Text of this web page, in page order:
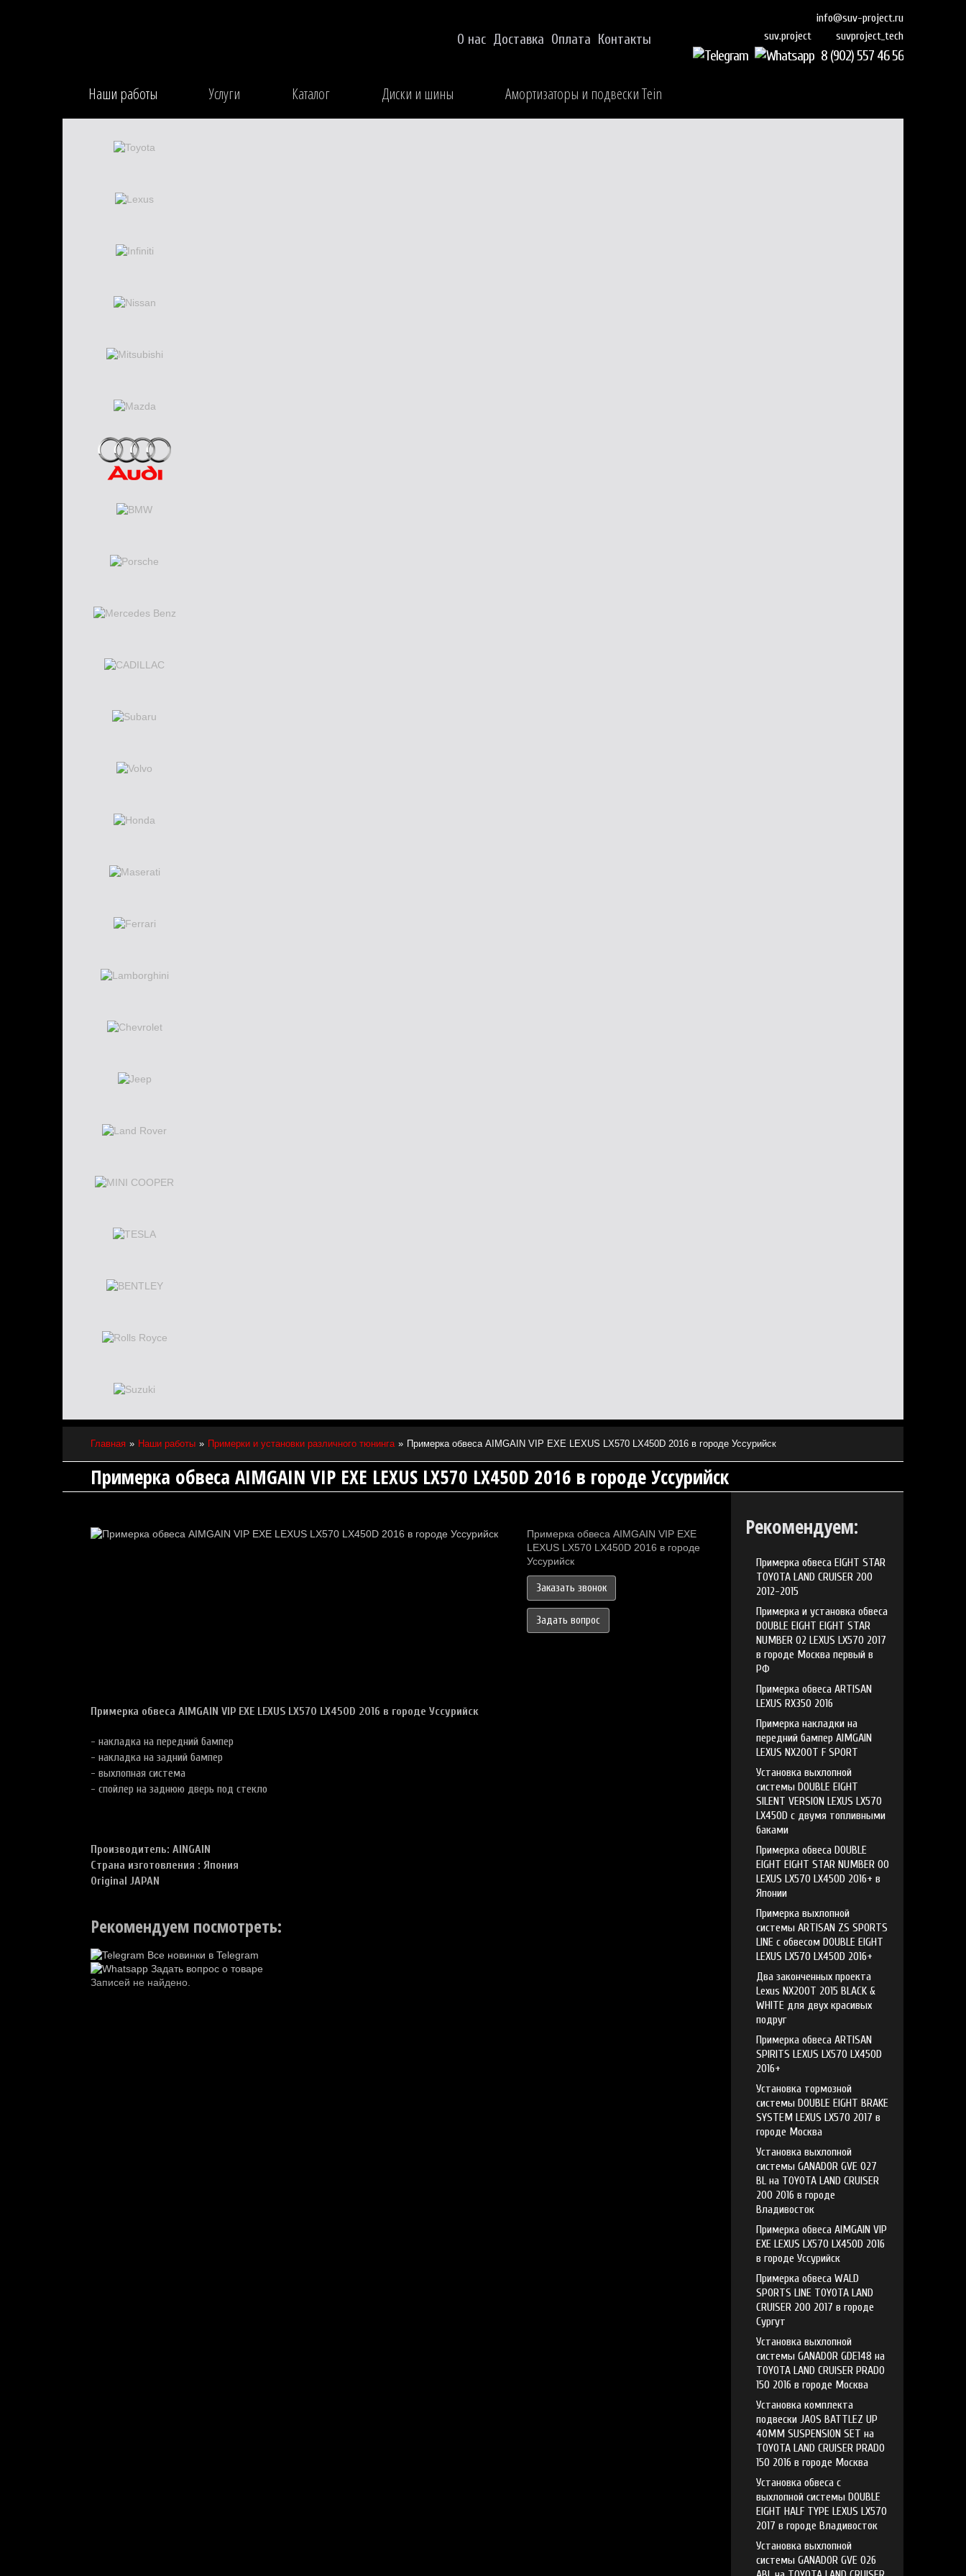
info@suv-project.ru
suv.project
suvproject_tech
8 (902) 557 46 56
О нас Доставка Оплата Контакты
Наши работы Услуги Каталог Диски и шины Амортизаторы и подвески Tein
Главная Наши работы Примерки и установки различного тюнинга Примерка обвеса AIMGAIN VIP EXE LEXUS LX570 LX450D 2016 в городе Уссурийск
Примерка обвеса AIMGAIN VIP EXE LEXUS LX570 LX450D 2016 в городе Уссурийск
Примерка обвеса AIMGAIN VIP EXE
LEXUS LX570 LX450D 2016 в городе
Уссурийск
Заказать звонок
Задать вопрос
Примерка обвеса AIMGAIN VIP EXE LEXUS LX570 LX450D 2016 в городе Уссурийск
- накладка на передний бампер
- накладка на задний бампер
- выхлопная система
- спойлер на заднюю дверь под стекло
Производитель: AINGAIN
Страна изготовления : Япония
Original JAPAN
Рекомендуем посмотреть:
Все новинки в Telegram
Задать вопрос о товаре
Записей не найдено.
Рекомендуем:
Примерка обвеса EIGHT STAR
TOYOTA LAND CRUISER 200
2012-2015
Примерка и установка обвеса
DOUBLE EIGHT EIGHT STAR
NUMBER 02 LEXUS LX570 2017
в городе Москва первый в
РФ
Примерка обвеса ARTISAN
LEXUS RX350 2016
Примерка накладки на
передний бампер AIMGAIN
LEXUS NX200T F SPORT
Установка выхлопной
системы DOUBLE EIGHT
SILENT VERSION LEXUS LX570
LX450D с двумя топливными
баками
Примерка обвеса DOUBLE
EIGHT EIGHT STAR NUMBER 00
LEXUS LX570 LX450D 2016+ в
Японии
Примерка выхлопной
системы ARTISAN ZS SPORTS
LINE с обвесом DOUBLE EIGHT
LEXUS LX570 LX450D 2016+
Два законченных проекта
Lexus NX200T 2015 BLACK &
WHITE для двух красивых
подруг
Примерка обвеса ARTISAN
SPIRITS LEXUS LX570 LX450D
2016+
Установка тормозной
системы DOUBLE EIGHT BRAKE
SYSTEM LEXUS LX570 2017 в
городе Москва
Установка выхлопной
системы GANADOR GVE 027
BL на TOYOTA LAND CRUISER
200 2016 в городе
Владивосток
Примерка обвеса AIMGAIN VIP
EXE LEXUS LX570 LX450D 2016
в городе Уссурийск
Примерка обвеса WALD
SPORTS LINE TOYOTA LAND
CRUISER 200 2017 в городе
Сургут
Установка выхлопной
системы GANADOR GDE148 на
TOYOTA LAND CRUISER PRADO
150 2016 в городе Москва
Установка комплекта
подвески JAOS BATTLEZ UP
40MM SUSPENSION SET на
TOYOTA LAND CRUISER PRADO
150 2016 в городе Москва
Установка обвеса с
выхлопной системы DOUBLE
EIGHT HALF TYPE LEXUS LX570
2017 в городе Владивосток
Установка выхлопной
системы GANADOR GVE 026